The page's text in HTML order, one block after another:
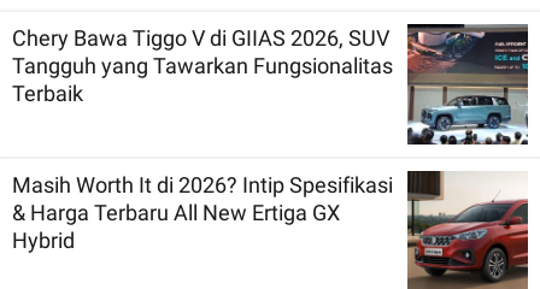
Chery Bawa Tiggo V di GIIAS 2026, SUV
Tangguh yang Tawarkan Fungsionalitas
Terbaik
Masih Worth It di 2026? Intip Spesifikasi
& Harga Terbaru All New Ertiga GX
Hybrid